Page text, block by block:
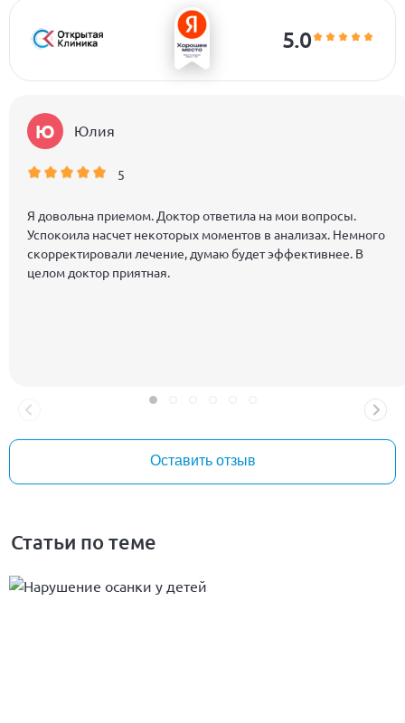
5.0
Ю Юлия
5
Я довольна приемом. Доктор ответила на мои вопросы.
Успокоила насчет некоторых моментов в анализах. Немного
скорректировали лечение, думаю будет эффективнее. В
целом доктор приятная.
Оставить отзыв
Статьи по теме